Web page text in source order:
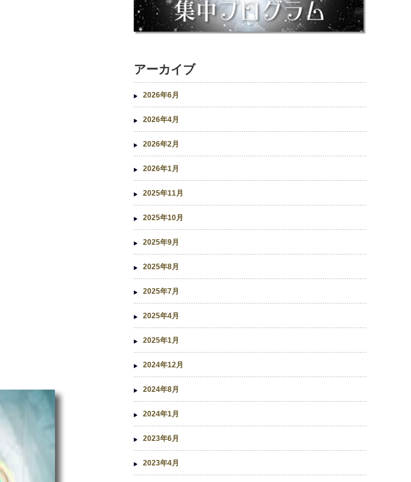
アーカイブ
2026年6月
2026年4月
2026年2月
2026年1月
2025年11月
2025年10月
2025年9月
2025年8月
2025年7月
2025年4月
2025年1月
2024年12月
2024年8月
2024年1月
2023年6月
2023年4月